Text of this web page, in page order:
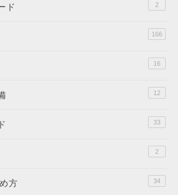
ド 2
166
16
12
33
2
方 34